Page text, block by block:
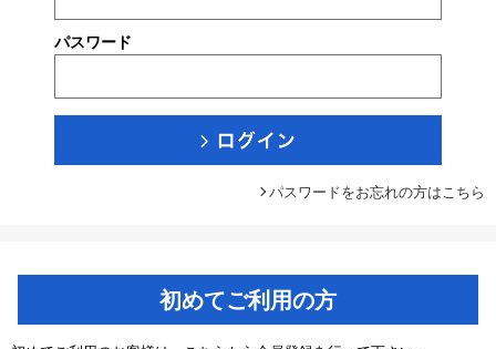
パスワード
パスワードをお忘れの方はこちら
初めてご利用の方